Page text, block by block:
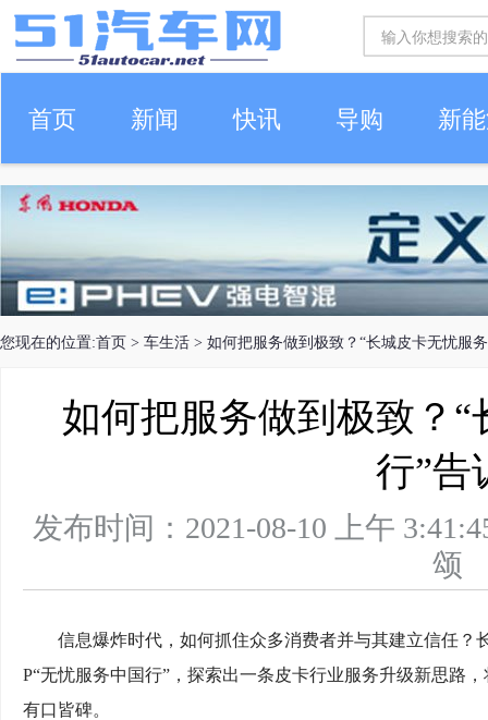
首页 新闻 快讯 导购 新
车生活
您现在的位置:首页 > 车生活 > 如何把服务做到极致？“长城皮卡无忧服
如何把服务做到极致？
行”告
发布时间：2021-08-10 上午
信息爆炸时代，如何抓住众多消费者并与其建立信任
P“无忧服务中国行”，探索出一条皮卡行业服务升级新思路
有口皆碑。